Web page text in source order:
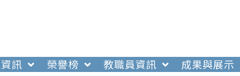
訊 榮譽榜 教職員資訊 成果與展示